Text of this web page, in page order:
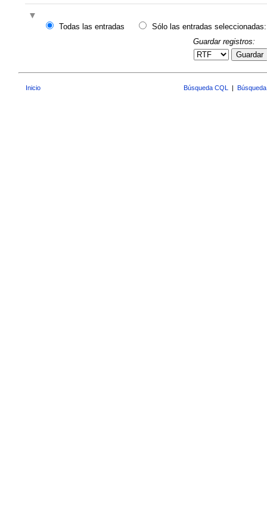
Todas las entradas
Sólo las entradas seleccionadas:
Guardar registros:
Guardar
Inicio Búsqueda CQL